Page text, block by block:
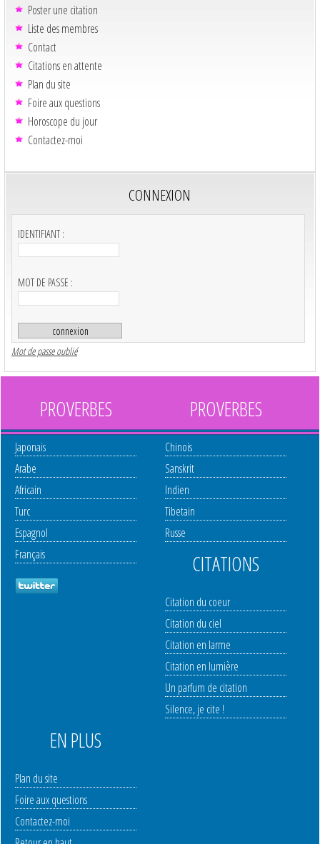
Poster une citation
Liste des membres
Contact
Citations en attente
Plan du site
Foire aux questions
Horoscope du jour
Contactez-moi
CONNEXION
IDENTIFIANT :
MOT DE PASSE :
Mot de passe oublié
PROVERBES
Japonais
Arabe
Africain
Turc
Espagnol
Français
PROVERBES
Chinois
Sanskrit
Indien
Tibetain
Russe
CITATIONS
Citation du coeur
Citation du ciel
Citation en larme
Citation en lumière
Un parfum de citation
Silence, je cite !
EN PLUS
Plan du site
Foire aux questions
Contactez-moi